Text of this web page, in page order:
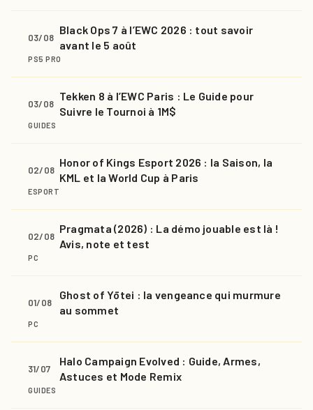
03/08
Black Ops 7 à l’EWC 2026 : tout savoir
avant le 5 août
PS5 PRO
03/08
Tekken 8 à l’EWC Paris : Le Guide pour
Suivre le Tournoi à 1M$
GUIDES
02/08
Honor of Kings Esport 2026 : la Saison, la
KML et la World Cup à Paris
ESPORT
02/08
Pragmata (2026) : La démo jouable est là !
Avis, note et test
PC
01/08
Ghost of Yōtei : la vengeance qui murmure
au sommet
PC
31/07
Halo Campaign Evolved : Guide, Armes,
Astuces et Mode Remix
GUIDES